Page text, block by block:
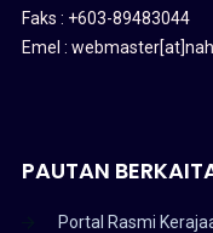
Faks : +603-89483044
Emel :
PAUTAN
Portal Rasmi